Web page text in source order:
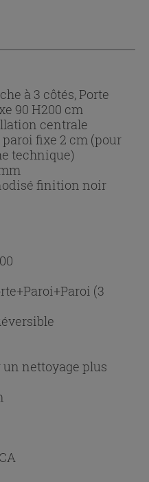
à 3 côtés, Porte
90 H200 cm
centrale
fixe 2 cm (pour
technique)
finition noir
(3
nettoyage plus